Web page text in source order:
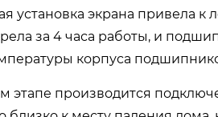
установка экрана привела
за 4 часа работы, и
корпуса
этапе производится